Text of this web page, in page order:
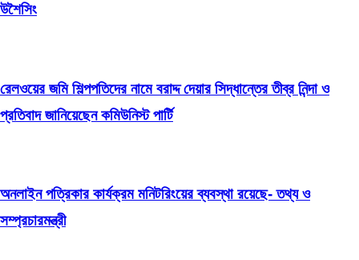
উশৈসিং
রেলওয়ের জমি শিল্পপতিদের নামে বরাদ্দ দেয়ার সিদ্ধান্তের তীব্র নিন্দা ও
প্রতিবাদ জানিয়েছেন কমিউনিস্ট পার্টি
অনলাইন পত্রিকার কার্যক্রম মনিটরিংয়ের ব্যবস্থা রয়েছে- তথ্য ও
সম্প্রচারমন্ত্রী